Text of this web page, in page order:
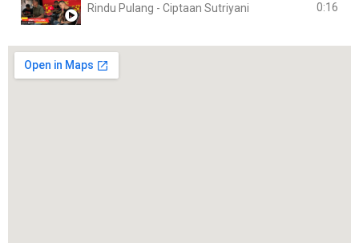
Rindu Pulang - Ciptaan Sutriyani 0:16